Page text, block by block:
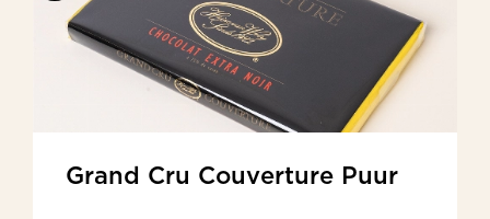
Grand Cru Couverture Puur